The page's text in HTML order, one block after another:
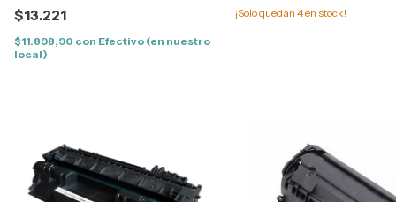
$13.221
$11.898,90 con Efectivo (en nuestro
local)
¡Solo quedan 4en stock!